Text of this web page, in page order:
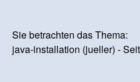
Sie betrachten das Thema:
java-installation (jueller) -